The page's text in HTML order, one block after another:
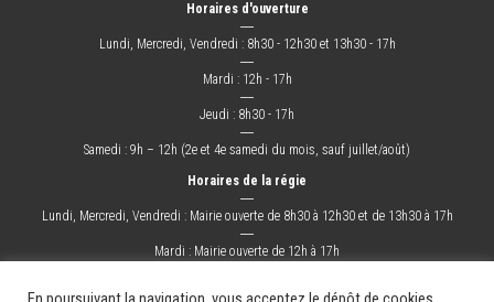
Horaires d'ouverture
―
Lundi, Mercredi, Vendredi : 8h30 - 12h30 et 13h30 - 17h
―
Mardi : 12h - 17h
―
Jeudi : 8h30 - 17h
―
Samedi : 9h – 12h (2e et 4e samedi du mois, sauf juillet/août)
Horaires de la régie
―
Lundi, Mercredi, Vendredi : Mairie ouverte de 8h30 à 12h30 et de 13h30 à 17h
―
Mardi : Mairie ouverte de 12h à 17h